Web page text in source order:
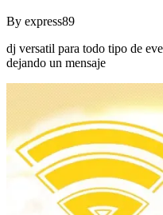
By express89
dj versatil para todo tipo de
dejando un mensaje